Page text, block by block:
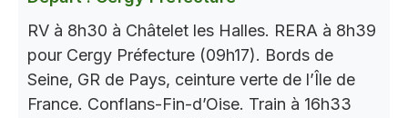
RV à 8h30 à Châtelet les Halles. RERA à 8h39
pour Cergy Préfecture (09h17). Bords de
Seine, GR de Pays, ceinture verte de l’Île de
France. Conflans-Fin-d’Oise. Train à 16h33